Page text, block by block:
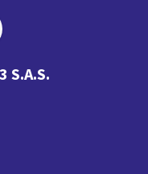
S.A.S.